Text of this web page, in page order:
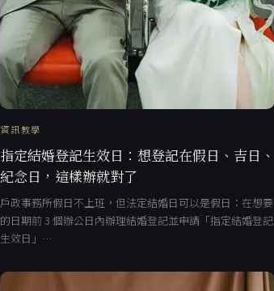
資訊教學
指定結婚登記生效日：想登記在假日、吉日、
紀念日，這樣辦就對了
戶政事務所假日不上班，但法定結婚日可以是假日：在想要
的日期前 3 個辦公日內辦理結婚登記並申請「指定結婚登記
生效日」…